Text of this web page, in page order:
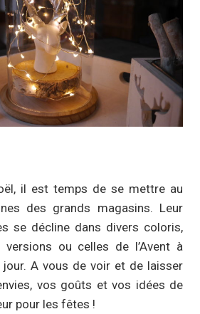
il est temps de se mettre au
des grands magasins. Leur
se décline dans divers coloris,
versions ou celles de l’Avent à
A vous de voir et de laisser
vos goûts et vos idées de
pour les fêtes !